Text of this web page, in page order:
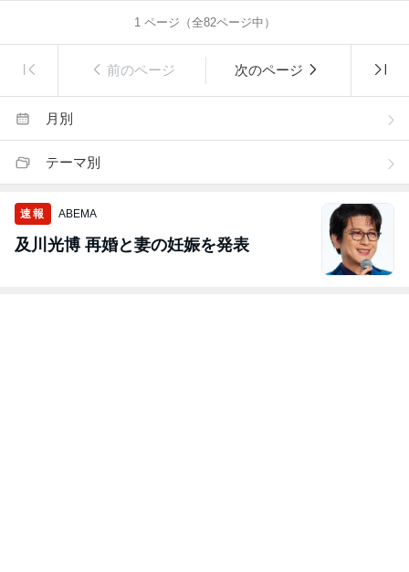
1ページ（全82ページ中）
前のページ 次のページ
月別
テーマ別
速報 ABEMA
及川光博 再婚と妻の妊娠を発表